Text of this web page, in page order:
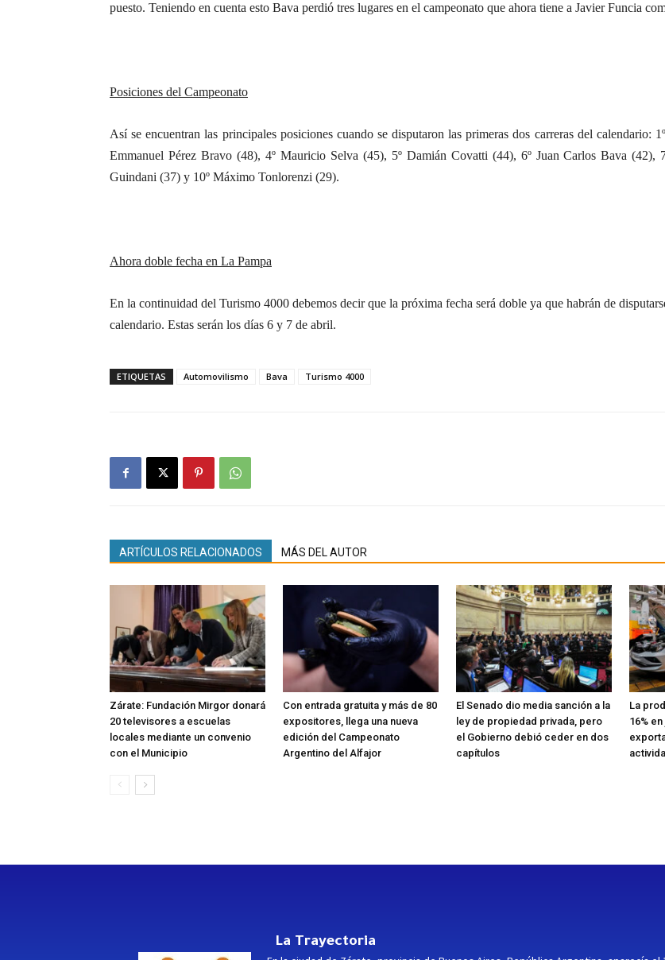
puesto. Teniendo en cuenta esto Bava perdió tres lugares en el campeonato que ahora tiene a Javier Funcia
Posiciones del Campeonato
Así se encuentran las principales posiciones cuando se disputaron las primeras dos carreras del calendario:
Emmanuel Pérez Bravo (48), 4º Mauricio Selva (45), 5º Damián Covatti (44), 6º Juan Carlos Bava
Guindani (37) y 10º Máximo Tonlorenzi (29).
Ahora doble fecha en La Pampa
En la continuidad del Turismo 4000 debemos decir que la próxima fecha será doble ya que habrán de
calendario. Estas serán los días 6 y 7 de abril.
ETIQUETAS Automovilismo Bava Turismo 4000
ARTÍCULOS RELACIONADOS MÁS DEL AUTOR
Zárate: Fundación Mirgor donará
20 televisores a escuelas
locales mediante un convenio
con el Municipio
Con entrada gratuita y más de 80
expositores, llega una nueva
edición del Campeonato
Argentino del Alfajor
El Senado dio media sanción a la
ley de propiedad privada, pero
el Gobierno debió ceder en dos
capítulos
La
16%
La Trayectoria